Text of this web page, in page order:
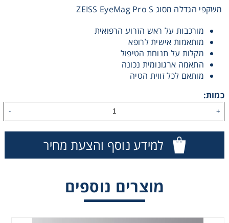
משקפי הגדלה מסוג ZEISS EyeMag Pro S
מורכבות על ראש הזרוע הרפואית
מותאמות אישית לרופא
מקלות על תנוחת הטיפול
התאמה ארגונומית נכונה
מותאם לכל זווית הטיה
כמות:
+
-
למידע נוסף והצעת מחיר
מוצרים נוספים
Washing
Chromatography
Lab Essentials
Filtration
Glassware
Liquid Handling
Plasticware